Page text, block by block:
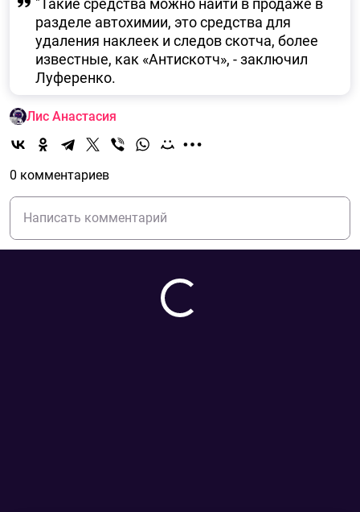
"Такие средства можно найти в продаже в
разделе автохимии, это средства для
удаления наклеек и следов скотча, более
известные, как «Антискотч», - заключил
Луференко.
Лис Анастасия
0 комментариев